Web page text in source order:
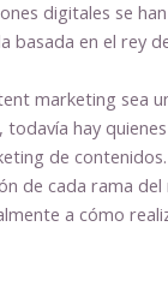
digitales se
basada en el rey
marketing sea
hay
de
de cada rama
a cómo